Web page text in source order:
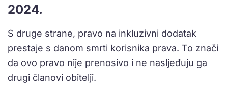
2024.
S druge strane, pravo na inkluzivni dodatak
prestaje s danom smrti korisnika prava. To znači
da ovo pravo nije prenosivo i ne nasljeđuju ga
drugi članovi obitelji.